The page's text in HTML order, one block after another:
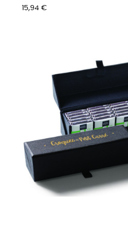
Prix
15,94 €